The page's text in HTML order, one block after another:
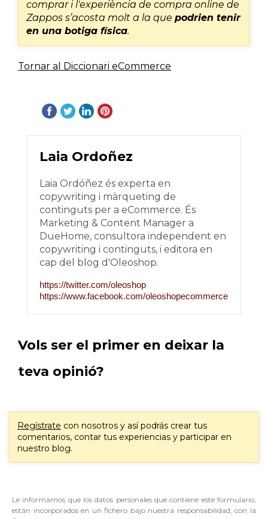
comprar i l'experiència de compra online de
Zappos s’acosta molt a la que podrien tenir
en una botiga física.
Tornar al Diccionari eCommerce
Laia Ordoñez
Laia Ordóñez és experta en
copywriting i màrqueting de
continguts per a eCommerce. És
Marketing & Content Manager a
DueHome, consultora independent en
copywriting i continguts, i editora en
cap del blog d'Oleoshop.
https://twitter.com/oleoshop
https://www.facebook.com/oleoshopecommerce
Vols ser el primer en deixar la
teva opinió?
Regístrate con nosotros y así podrás crear tus
comentarios, contar tus experiencias y participar en
nuestro blog.
Le informamos que los datos personales que contiene este formulario,
están incorporados en un fichero bajo nuestra responsabilidad, con la